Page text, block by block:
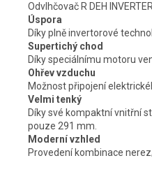
Odvlhčovač R DEH
Úspora
Díky plně invertorové
Supertichý chod
Díky speciálnímu motoru
Ohřev vzduchu
Možnost připojení
Velmi tenký
Díky své kompaktní vnitřní
pouze 291 mm.
Moderní vzhled
Provedení kombinace